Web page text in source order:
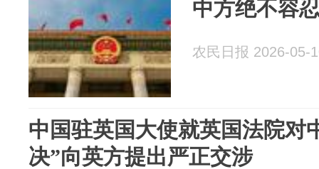
中方绝不容
农民日报 2026-05-
中国驻英国大使就英国法院对
决”向英方提出严正交涉